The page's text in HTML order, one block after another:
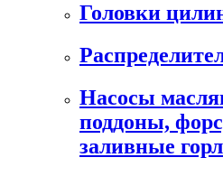
Головки
Насосы
поддоны,
заливные